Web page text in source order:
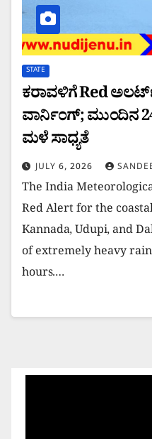
STATE
ಕರಾವಳಿಗೆ Red
ವಾರ್ನಿಂಗ್; ಮುಂದಿನ
ಮಳೆ ಸಾಧ್ಯತೆ
JULY 6, 2026
The India
Red Alert for the
Kannada, Udupi, and
of extremely heavy
hours.…